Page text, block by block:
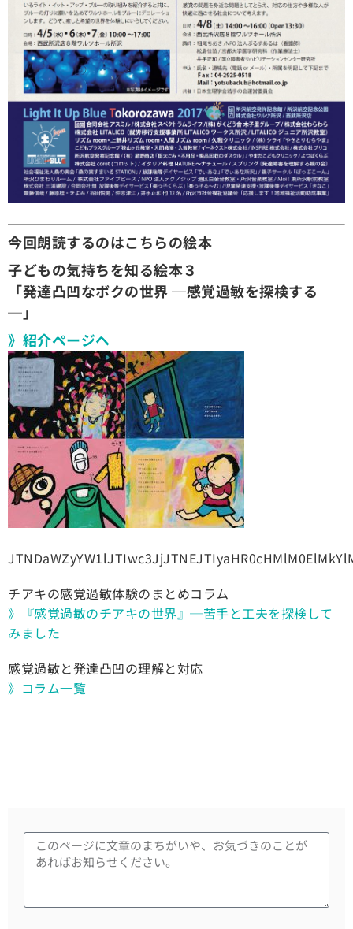
今回朗読するのはこちらの絵本
子どもの気持ちを知る絵本３
「発達凸凹なボクの世界 ─感覚過敏を探検する
─」
》紹介ページヘ
チアキの感覚過敏体験のまとめコラム
》『感覚過敏のチアキの世界』─苦手と工夫を探検して
みました
感覚過敏と発達凸凹の理解と対応
》コラム一覧